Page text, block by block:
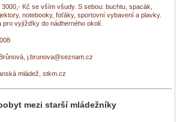
Kč se vším všudy. S sebou: buchtu, spacák,
notebooky, foťáky, sportovní vybavení a plavky.
pro vyjížďky do nádherného okolí.
j.brunova@seznam.cz
mládež, stkm.cz
mezi starší mládežníky